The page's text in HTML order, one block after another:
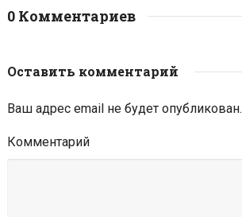
0 Комментариев
Оставить комментарий
Ваш адрес email не будет опубликован.
Комментарий